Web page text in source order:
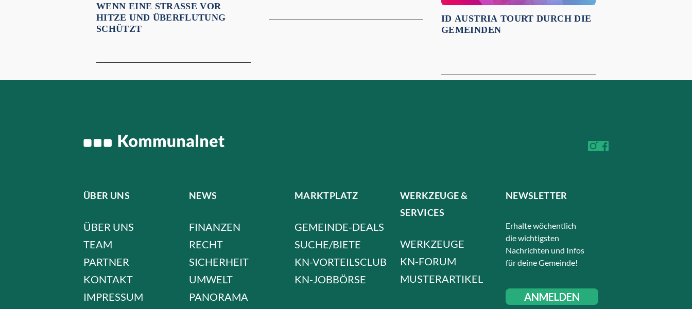
WENN EINE STRASSE VOR H
ITZE UND ÜBERFLUTUNG S
CHÜTZT
ID AUSTRIA TOURT DURCH DIE
GEMEINDEN
ÜBER UNS
ÜBER UNS
TEAM
PARTNER
KONTAKT
IMPRESSUM
NEWS
FINANZEN
RECHT
SICHERHEIT
UMWELT
PANORAMA
MARKTPLATZ
GEMEINDE-DEALS
SUCHE/BIETE
KN-VORTEILSCLUB
KN-JOBBÖRSE
WERKZEUGE &
SERVICES
WERKZEUGE
KN-FORUM
MUSTERARTIKEL
NEWSLETTER
Erhalte wöchentlich
die wichtigsten
Nachrichten und Infos
für deine Gemeinde!
ANMELDEN